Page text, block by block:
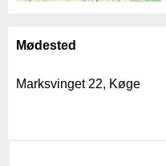
Mødested
Marksvinget 22, Køge